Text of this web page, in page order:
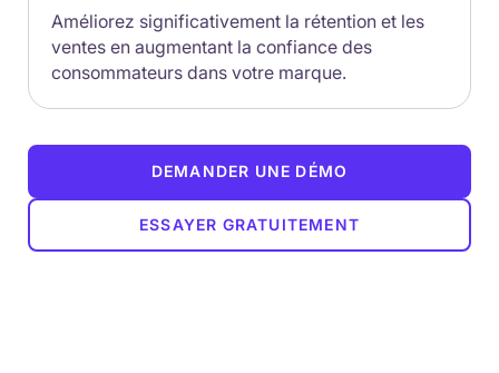
Améliorez significativement la rétention et les
ventes en augmentant la confiance des
consommateurs dans votre marque.
DEMANDER UNE DÉMO
ESSAYER GRATUITEMENT